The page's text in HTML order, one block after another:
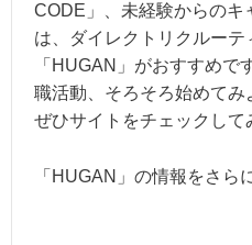
CODE 」、未経験からの
は、ダイレクトリクルーテ
「HUGAN」がおすすめで
職活動、そろそろ始めてみ
ぜひサイトをチェックして
「HUGAN」の情報をさら